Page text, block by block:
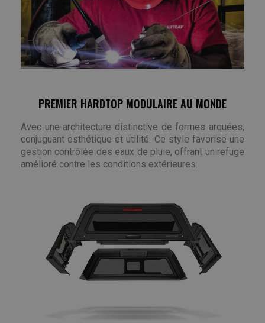
PREMIER HARDTOP MODULAIRE AU MONDE
Avec une architecture distinctive de formes arquées,
conjuguant esthétique et utilité. Ce style favorise une
gestion contrôlée des eaux de pluie, offrant un refuge
amélioré contre les conditions extérieures.